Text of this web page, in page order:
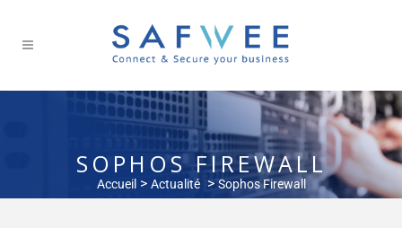
SOPHOS FIREWALL
Accueil> Actualité > Sophos Firewall